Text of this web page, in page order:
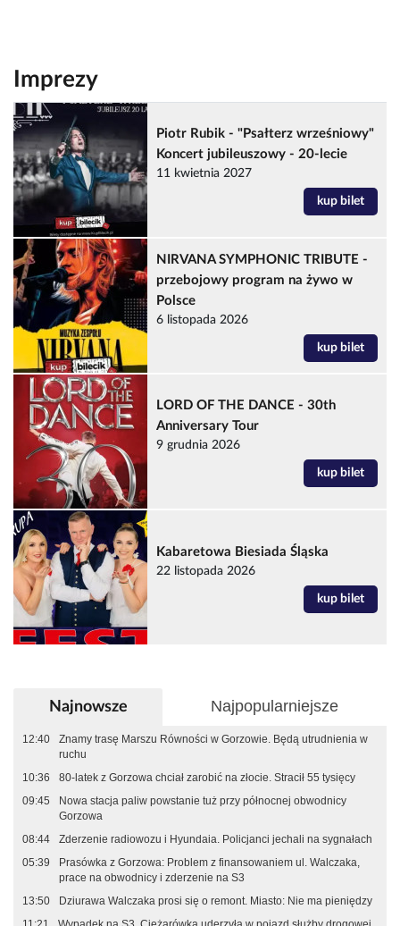
Imprezy
Piotr Rubik - "Psałterz wrześniowy"
Koncert jubileuszowy - 20-lecie
11 kwietnia 2027
kup bilet
NIRVANA SYMPHONIC TRIBUTE -
przebojowy program na żywo w
Polsce
6 listopada 2026
kup bilet
LORD OF THE DANCE - 30th
Anniversary Tour
9 grudnia 2026
kup bilet
Kabaretowa Biesiada Śląska
22 listopada 2026
kup bilet
Najnowsze Najpopularniejsze
12:40
Znamy trasę Marszu Równości w Gorzowie. Będą utrudnienia w
ruchu
10:36
80-latek z Gorzowa chciał zarobić na złocie. Stracił 55 tysięcy
09:45
Nowa stacja paliw powstanie tuż przy północnej obwodnicy
Gorzowa
08:44
Zderzenie radiowozu i Hyundaia. Policjanci jechali na sygnałach
05:39
Prasówka z Gorzowa: Problem z finansowaniem ul. Walczaka,
prace na obwodnicy i zderzenie na S3
13:50
Dziurawa Walczaka prosi się o remont. Miasto: Nie ma pieniędzy